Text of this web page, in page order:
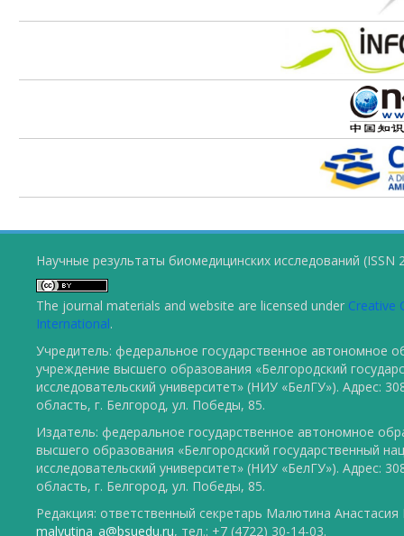
Научные результаты биомедицинских исследований (ISSN
The journal materials and website are licensed under Creative
International.
Учредитель: федеральное государственное автономное
учреждение высшего образования «Белгородский
исследовательский университет» (НИУ «БелГУ»). Адрес:
область, г. Белгород, ул. Победы, 85.
Издатель: федеральное государственное автономное
высшего образования «Белгородский государственный
исследовательский университет» (НИУ «БелГУ»). Адрес:
область, г. Белгород, ул. Победы, 85.
Редакция: ответственный секретарь Малютина
malyutina_a@bsuedu.ru, тел.: +7 (4722) 30-14-03.